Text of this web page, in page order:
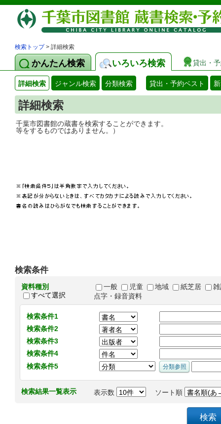
検索トップ> 詳細検索
かんたん検索 いろいろ検索 貸出・
詳細検索 ジャンル検索 分類検索 貸出・予約ベスト
詳細検索
千葉市図書館の蔵書を検索することがで
等をするものではありません。）
検索条件
資料種別
すべて選択
一般 児童 地域 紙芝居
点字・録音資料
検索条件1
検索条件2
検索条件3
検索条件4
検索条件5
検索結果一覧表示 表示数 ソート順